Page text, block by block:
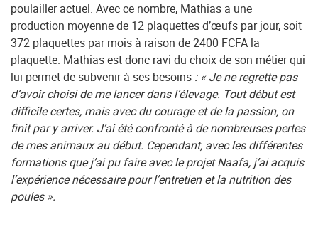
poulailler actuel. Avec ce nombre, Mathias a une
production moyenne de 12 plaquettes d’œufs par jour, soit
372 plaquettes par mois à raison de 2400 FCFA la
plaquette. Mathias est donc ravi du choix de son métier qui
lui permet de subvenir à ses besoins : « Je ne regrette pas
d’avoir choisi de me lancer dans l’élevage. Tout début est
difficile certes, mais avec du courage et de la passion, on
finit par y arriver. J’ai été confronté à de nombreuses pertes
de mes animaux au début. Cependant, avec les différentes
formations que j’ai pu faire avec le projet Naafa, j’ai acquis
l’expérience nécessaire pour l’entretien et la nutrition des
poules ».